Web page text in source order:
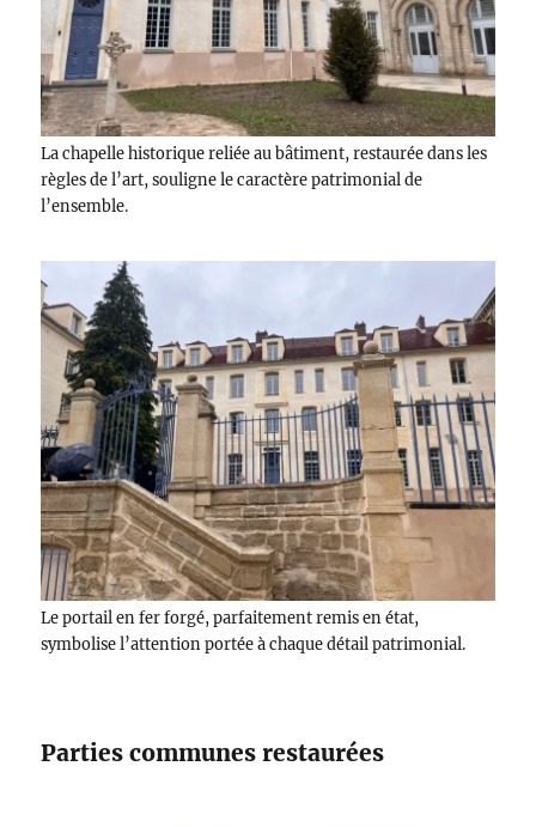
La chapelle historique reliée au bâtiment, restaurée dans les
règles de l’art, souligne le caractère patrimonial de
l’ensemble.
Le portail en fer forgé, parfaitement remis en état,
symbolise l’attention portée à chaque détail patrimonial.
Parties communes restaurées